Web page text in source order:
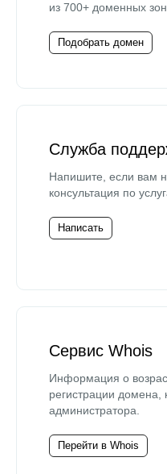
из 700+ доменных зон.
Подобрать домен
Служба
Напишите, если вам
консультация по
Написать
Сервис Whois
Информация о
регистрации домена,
администратора.
Перейти в Whois